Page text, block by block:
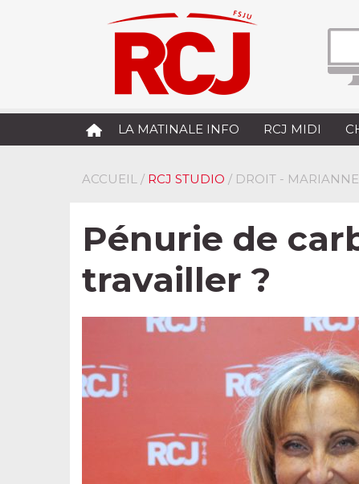
LA MATINALE INFO RCJ MIDI
ACCUEIL / RCJ STUDIO / DROIT -
Pénurie de
travailler ?